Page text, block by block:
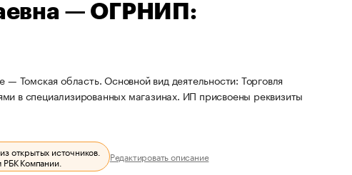
— ОГРНИП:
Томская область. Основной вид деятельности: Торговля
в специализированных магазинах. ИП присвоены реквизиты
открытых источников.
Компании. Редактировать описание